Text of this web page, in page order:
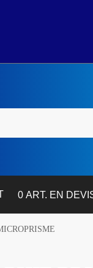
0 ART. EN